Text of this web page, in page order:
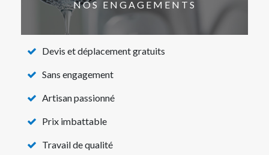
NOS ENGAGEMENTS
Devis et déplacement gratuits
Sans engagement
Artisan passionné
Prix imbattable
Travail de qualité